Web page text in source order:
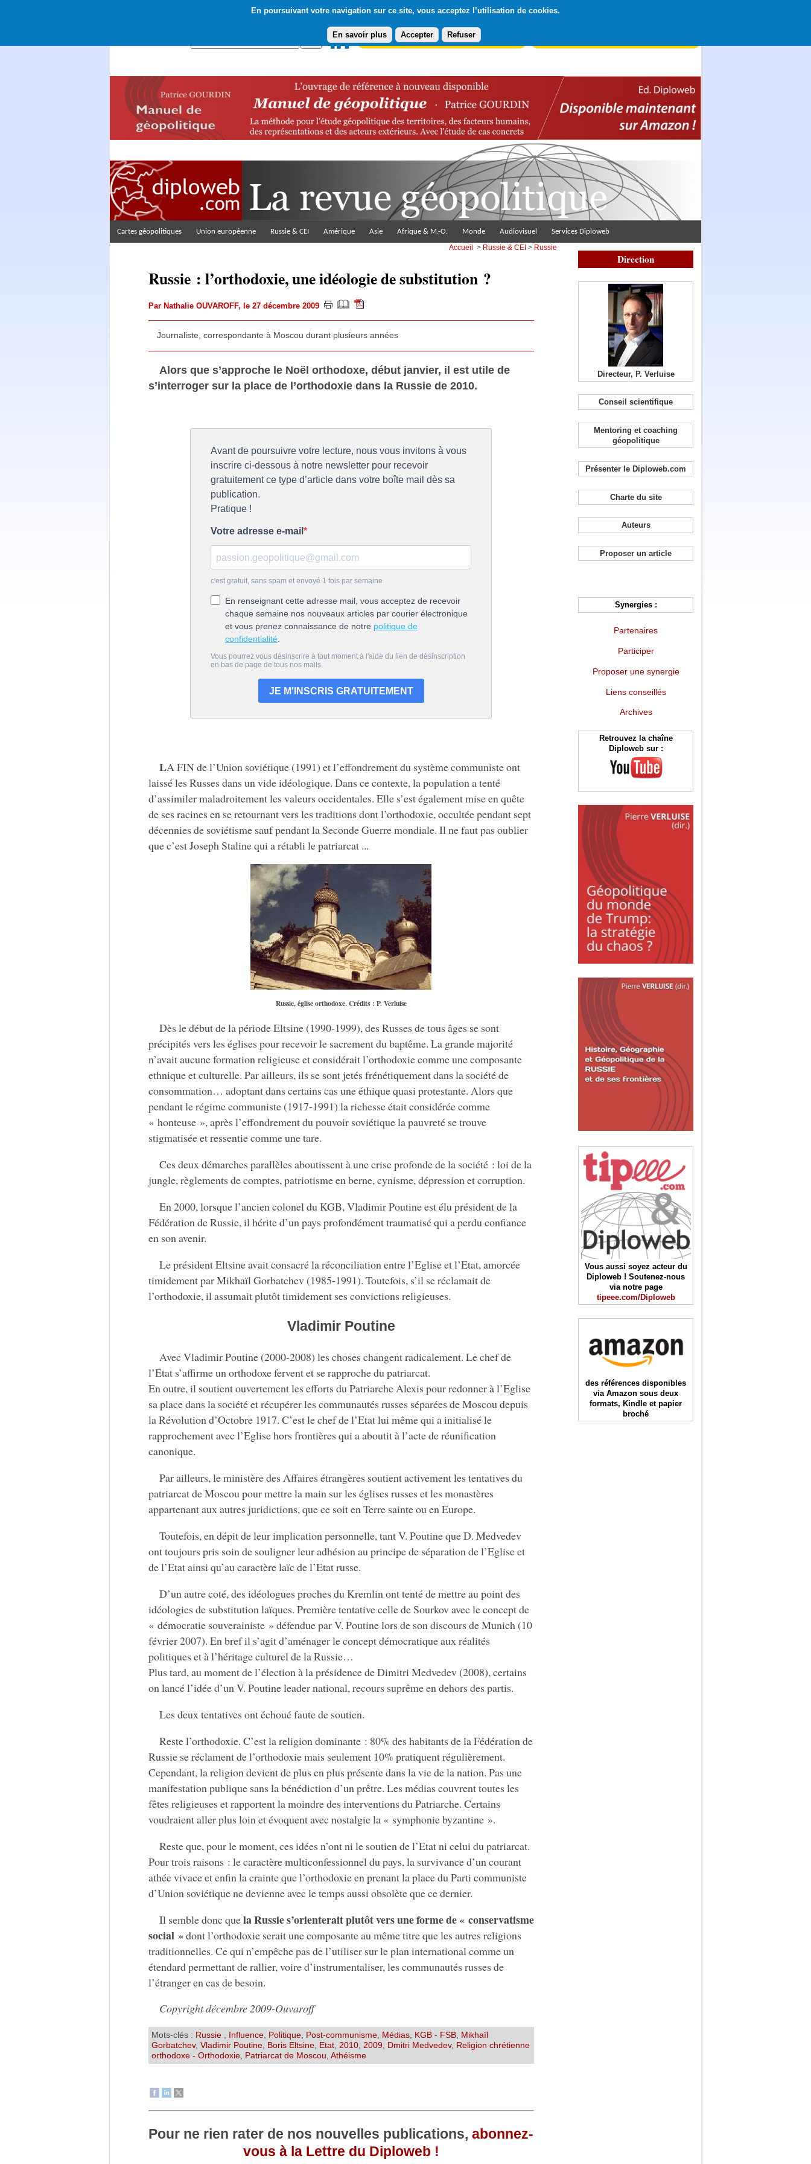
En poursuivant votre navigation sur ce site, vous acceptez l’utilisation de cookies.
En savoir plus Accepter Refuser
Abonnement gratuit à la Lettre du Diploweb
Cartes géopolitiques Union européenne Russie & CEI Amérique Asie Afrique & M.-O. Monde Audiovisuel Services Diploweb
Accueil > Russie & CEI > Russie
Russie : l’orthodoxie, une idéologie de substitution ?
Par Nathalie OUVAROFF, le 27 décembre 2009
Journaliste, correspondante à Moscou durant plusieurs années
Alors que s’approche le Noël orthodoxe, début janvier, il est utile de
s’interroger sur la place de l’orthodoxie dans la Russie de 2010.
LA FIN de l’Union soviétique (1991) et l’effondrement du système communiste ont
laissé les Russes dans un vide idéologique. Dans ce contexte, la population a tenté
d’assimiler maladroitement les valeurs occidentales. Elle s’est également mise en quête
de ses racines en se retournant vers les traditions dont l’orthodoxie, occultée pendant sept
décennies de soviétisme sauf pendant la Seconde Guerre mondiale. Il ne faut pas oublier
que c’est Joseph Staline qui a rétabli le patriarcat ...
Russie, église orthodoxe. Crédits : P. Verluise
Dès le début de la période Eltsine (1990-1999), des Russes de tous âges se sont
précipités vers les églises pour recevoir le sacrement du baptême. La grande majorité
n’avait aucune formation religieuse et considérait l’orthodoxie comme une composante
ethnique et culturelle. Par ailleurs, ils se sont jetés frénétiquement dans la société de
consommation… adoptant dans certains cas une éthique quasi protestante. Alors que
pendant le régime communiste (1917-1991) la richesse était considérée comme
« honteuse », après l’effondrement du pouvoir soviétique la pauvreté se trouve
stigmatisée et ressentie comme une tare.
Ces deux démarches parallèles aboutissent à une crise profonde de la société : loi de la
jungle, règlements de comptes, patriotisme en berne, cynisme, dépression et corruption.
En 2000, lorsque l’ancien colonel du KGB, Vladimir Poutine est élu président de la
Fédération de Russie, il hérite d’un pays profondément traumatisé qui a perdu confiance
en son avenir.
Le président Eltsine avait consacré la réconciliation entre l’Eglise et l’Etat, amorcée
timidement par Mikhaïl Gorbatchev (1985-1991). Toutefois, s’il se réclamait de
l’orthodoxie, il assumait plutôt timidement ses convictions religieuses.
Vladimir Poutine
Avec Vladimir Poutine (2000-2008) les choses changent radicalement. Le chef de
l’Etat s’affirme un orthodoxe fervent et se rapproche du patriarcat.
En outre, il soutient ouvertement les efforts du Patriarche Alexis pour redonner à l’Eglise
sa place dans la société et récupérer les communautés russes séparées de Moscou depuis
la Révolution d’Octobre 1917. C’est le chef de l’Etat lui même qui a initialisé le
rapprochement avec l’Eglise hors frontières qui a aboutit à l’acte de réunification
canonique.
Par ailleurs, le ministère des Affaires étrangères soutient activement les tentatives du
patriarcat de Moscou pour mettre la main sur les églises russes et les monastères
appartenant aux autres juridictions, que ce soit en Terre sainte ou en Europe.
Toutefois, en dépit de leur implication personnelle, tant V. Poutine que D. Medvedev
ont toujours pris soin de souligner leur adhésion au principe de séparation de l’Eglise et
de l’Etat ainsi qu’au caractère laïc de l’Etat russe.
D’un autre coté, des idéologues proches du Kremlin ont tenté de mettre au point des
idéologies de substitution laïques. Première tentative celle de Sourkov avec le concept de
« démocratie souverainiste » défendue par V. Poutine lors de son discours de Munich (10
février 2007). En bref il s’agit d’aménager le concept démocratique aux réalités
politiques et à l’héritage culturel de la Russie…
Plus tard, au moment de l’élection à la présidence de Dimitri Medvedev (2008), certains
on lancé l’idée d’un V. Poutine leader national, recours suprême en dehors des partis.
Les deux tentatives ont échoué faute de soutien.
Reste l’orthodoxie. C’est la religion dominante : 80% des habitants de la Fédération de
Russie se réclament de l’orthodoxie mais seulement 10% pratiquent régulièrement.
Cependant, la religion devient de plus en plus présente dans la vie de la nation. Pas une
manifestation publique sans la bénédiction d’un prêtre. Les médias couvrent toutes les
fêtes religieuses et rapportent la moindre des interventions du Patriarche. Certains
voudraient aller plus loin et évoquent avec nostalgie la « symphonie byzantine ».
Reste que, pour le moment, ces idées n’ont ni le soutien de l’Etat ni celui du patriarcat.
Pour trois raisons : le caractère multiconfessionnel du pays, la survivance d’un courant
athée vivace et enfin la crainte que l’orthodoxie en prenant la place du Parti communiste
d’Union soviétique ne devienne avec le temps aussi obsolète que ce dernier.
Il semble donc quela Russie s’orienterait plutôt vers une forme de « conservatisme
social »dont l’orthodoxie serait une composante au même titre que les autres religions
traditionnelles. Ce qui n’empêche pas de l’utiliser sur le plan international comme un
étendard permettant de rallier, voire d’instrumentaliser, les communautés russes de
l’étranger en cas de besoin.
Copyright décembre 2009-Ouvaroff
Mots-clés : Russie , Influence, Politique, Post-communisme, Médias, KGB - FSB, Mikhaïl
Gorbatchev, Vladimir Poutine, Boris Eltsine, Etat, 2010, 2009, Dmitri Medvedev, Religion chrétienne
orthodoxe - Orthodoxie, Patriarcat de Moscou, Athéisme
Pour ne rien rater de nos nouvelles publications,abonnez-
vous à la Lettre du Diploweb !
Direction
Directeur, P. Verluise
Conseil scientifique
Mentoring et coaching
géopolitique
Présenter le Diploweb.com
Charte du site
Auteurs
Proposer un article
Synergies :
Partenaires
Participer
Proposer une synergie
Liens conseillés
Archives
Retrouvez la chaîne
Diploweb sur :
Vous aussi soyez acteur du
Diploweb ! Soutenez-nous
via notre page
tipeee.com/Diploweb
des références disponibles
via Amazon sous deux
formats, Kindle et papier
broché